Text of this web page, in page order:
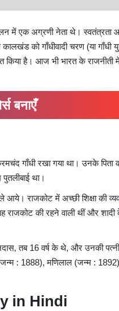
में एक अग्रणी नेता थे। स्वतंत्रता
को गाँधीवादी चरण (या गाँधी
किया है। आज भी भारत के राजनीती
बनाएँ
गाँधी रखा गया था। उनके पिता
था।
आये। राजकोट में अच्छी शिक्षा की
राजकोट की रहने वाली थीं और
तब 16 वर्ष के थे, और उनकी पत्नी
(जन्म : 1888), मणिलाल (जन्म :
in Hindi